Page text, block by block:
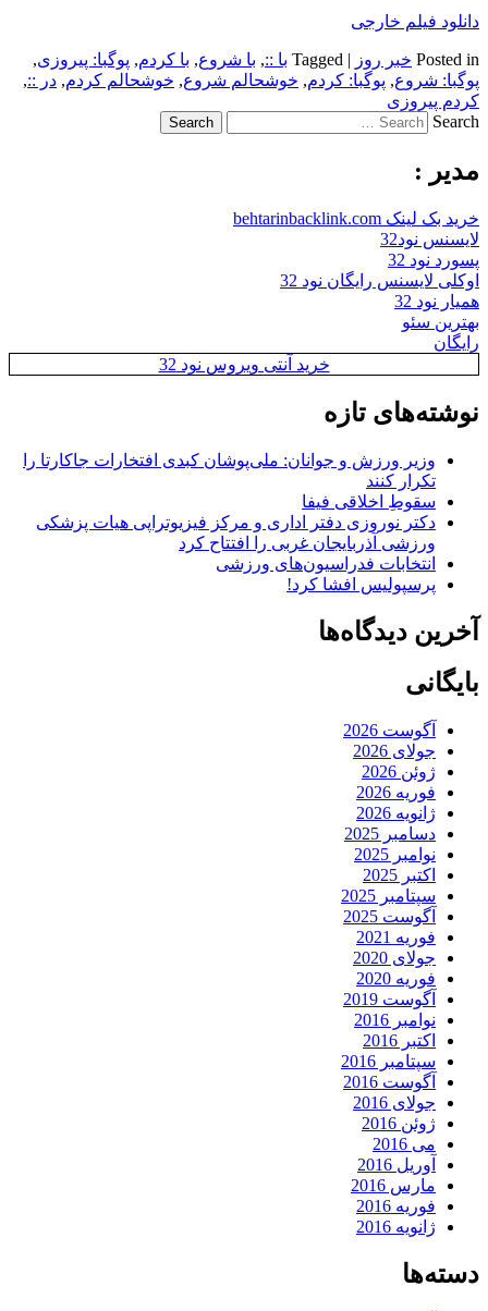
دانلود فیلم خارجی
Posted in خبر روز |
Tagged با ::, با شروع, با کردم, پوگبا: پیروزی,
پوگبا: شروع, پوگبا: کردم, خوشحالم شروع, خوشحالم کردم, در ::,
کردم پیروزی
Search
مدیر :
خرید بک لینک behtarinbacklink.com
لایسنس نود32
پسورد نود 32
اوکلی لایسنس رایگان نود 32
همیار نود 32
بهترین سئو
رایگان
خرید آنتی ویروس نود 32
نوشته‌های تازه
وزیر ورزش و جوانان: ملی‌پوشان کبدی افتخارات جاکارتا را
تکرار کنند
سقوطِ اخلاقی فیفا
دکتر نوروزی دفتر اداری و مرکز فیزیوتراپی هیات پزشکی
ورزشی آذربایجان غربی را افتتاح کرد
انتخابات فدراسیون‌های ورزشی
پرسپولیس افشا کرد!
آخرین دیدگاه‌ها
بایگانی
آگوست 2026
جولای 2026
ژوئن 2026
فوریه 2026
ژانویه 2026
دسامبر 2025
نوامبر 2025
اکتبر 2025
سپتامبر 2025
آگوست 2025
فوریه 2021
جولای 2020
فوریه 2020
آگوست 2019
نوامبر 2016
اکتبر 2016
سپتامبر 2016
آگوست 2016
جولای 2016
ژوئن 2016
می 2016
آوریل 2016
مارس 2016
فوریه 2016
ژانویه 2016
دسته‌ها